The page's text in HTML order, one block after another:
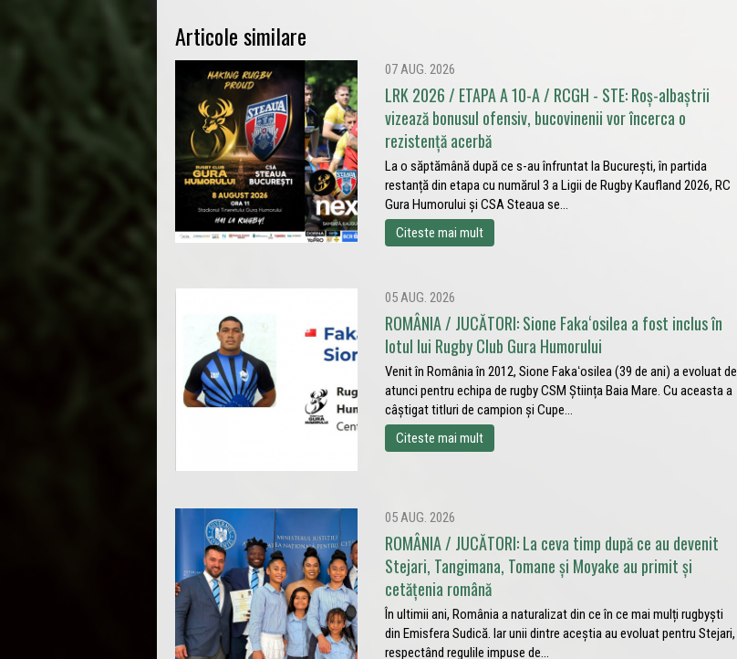
Articole similare
07 AUG. 2026
LRK 2026 / ETAPA A 10-A / RCGH - STE: Roș-albaștrii
vizează bonusul ofensiv, bucovinenii vor încerca o
rezistență acerbă
La o săptămână după ce s-au înfruntat la București, în partida
restanță din etapa cu numărul 3 a Ligii de Rugby Kaufland 2026, RC
Gura Humorului și CSA Steaua se...
Citeste mai mult
05 AUG. 2026
ROMÂNIA / JUCĂTORI: Sione Fakaʻosilea a fost inclus în
lotul lui Rugby Club Gura Humorului
Venit în România în 2012, Sione Fakaʻosilea (39 de ani) a evoluat de
atunci pentru echipa de rugby CSM Știința Baia Mare. Cu aceasta a
câștigat titluri de campion și Cupe...
Citeste mai mult
05 AUG. 2026
ROMÂNIA / JUCĂTORI: La ceva timp după ce au devenit
Stejari, Tangimana, Tomane și Moyake au primit și
cetățenia română
În ultimii ani, România a naturalizat din ce în ce mai mulți rugbyști
din Emisfera Sudică. Iar unii dintre aceștia au evoluat pentru Stejari,
respectând regulile impuse de...